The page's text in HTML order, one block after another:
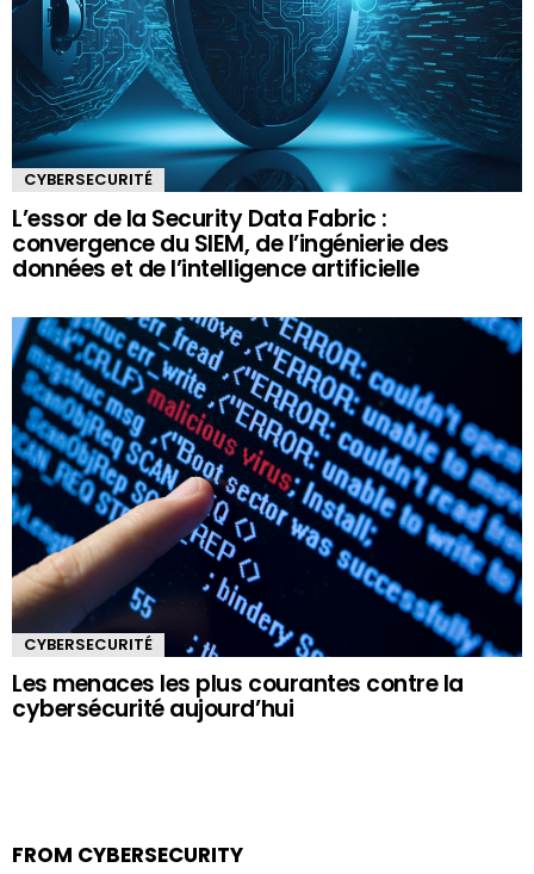
CYBERSECURITÉ
L’essor de la Security Data Fabric :
convergence du SIEM, de l’ingénierie des
données et de l’intelligence artificielle
CYBERSECURITÉ
Les menaces les plus courantes contre la
cybersécurité aujourd’hui
FROM CYBERSECURITY